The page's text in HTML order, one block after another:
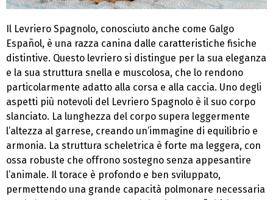
Il Levriero Spagnolo, conosciuto anche come Galgo
Español, è una razza canina dalle caratteristiche fisiche
distintive. Questo levriero si distingue per la sua eleganza
e la sua struttura snella e muscolosa, che lo rendono
particolarmente adatto alla corsa e alla caccia. Uno degli
aspetti più notevoli del Levriero Spagnolo è il suo corpo
slanciato. La lunghezza del corpo supera leggermente
l’altezza al garrese, creando un’immagine di equilibrio e
armonia. La struttura scheletrica è forte ma leggera, con
ossa robuste che offrono sostegno senza appesantire
l’animale. Il torace è profondo e ben sviluppato,
permettendo una grande capacità polmonare necessaria